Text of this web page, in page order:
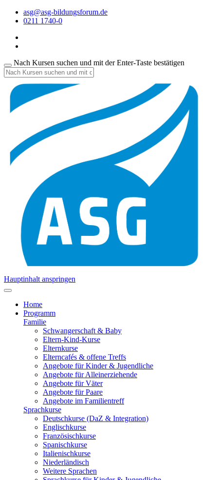
asg@asg-bildungsforum.de
0211 1740-0
Nach Kursen suchen und mit der Enter-Taste bestätigen
Hauptinhalt anspringen
Home
Programm
Familie
Schwangerschaft & Baby
Eltern-Kind-Kurse
Elternkurse
Elterncafés & offene Treffs
Angebote für Kinder & Jugendliche
Angebote für Alleinerziehende
Angebote für Väter
Angebote für Paare
Angebote im Familientreff
Sprachkurse
Deutschkurse (DaZ & Integration)
Englischkurse
Französischkurse
Spanischkurse
Italienischkurse
Niederländisch
Weitere Sprachen